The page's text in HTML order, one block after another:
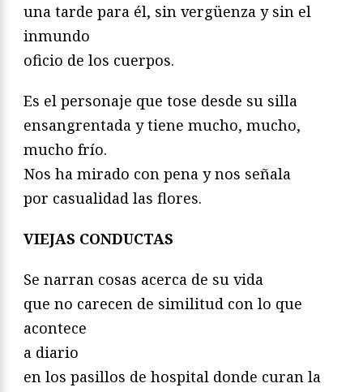
una tarde para él, sin vergüenza y sin el
inmundo
oficio de los cuerpos.
Es el personaje que tose desde su silla
ensangrentada y tiene mucho, mucho,
mucho frío.
Nos ha mirado con pena y nos señala
por casualidad las flores.
VIEJAS CONDUCTAS
Se narran cosas acerca de su vida
que no carecen de similitud con lo que
acontece
a diario
en los pasillos de hospital donde curan la